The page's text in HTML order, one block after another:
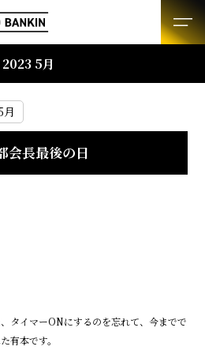
2023 5月
月
会長最後の日
タイマーONにするのを忘れて、今までで
有本です。